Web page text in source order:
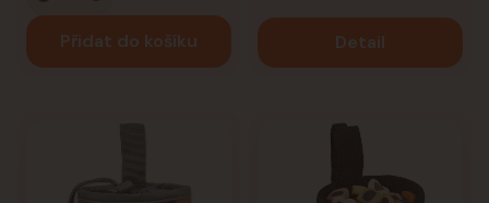
Přidat do košíku Detail